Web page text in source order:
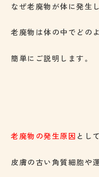
なぜ老廃物が体に発生
老廃物は体の中でどの
簡単にご説明します。
老廃物の発生原因 として
皮膚の古い角質細胞や